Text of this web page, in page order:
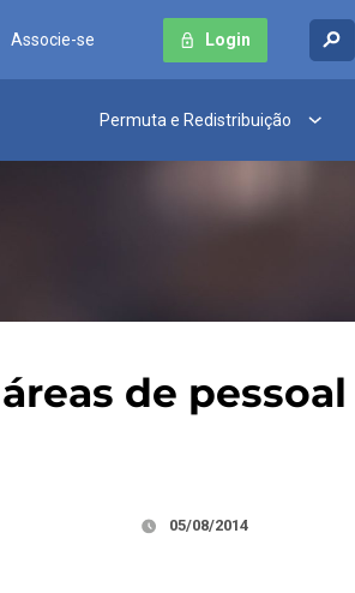
Associe-se Login
Permuta e Redistribuição
de
05/08/2014